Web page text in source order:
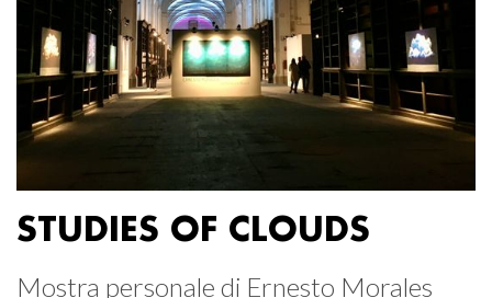
STUDIES OF CLOUDS
Mostra personale di Ernesto Morales